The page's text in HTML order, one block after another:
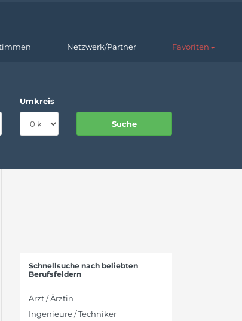
Netzwerk/Partner Favoriten
Umkreis
Schnellsuche nach beliebten
Berufsfeldern
Arzt / Ärztin
Ingenieure / Techniker